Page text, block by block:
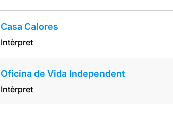
Casa Calores
Intèrpret
Oficina de Vida Independent
Intèrpret